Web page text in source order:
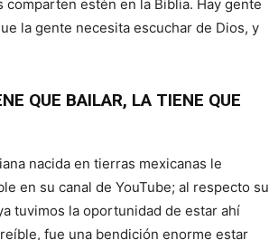
estén en la Biblia. Hay gente
la gente necesita escuchar de Dios, y
QUE BAILAR, LA TIENE QUE
nacida en tierras mexicanas le
en su canal de YouTube; al respecto su
tuvimos la oportunidad de estar ahí
fue una bendición enorme estar